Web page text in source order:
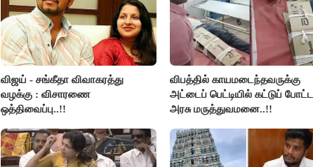
விஜய் - சங்கீதா விவாகரத்து
வழக்கு : விசாரணை
ஒத்திவைப்பு..!!
விபத்தில் காயமடைந்தவருக்கு
அட்டைப் பெட்டியில் கட்டுப் போட்ட
அரசு மருத்துவமனை..!!